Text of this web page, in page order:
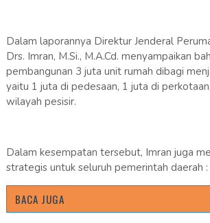
Dalam laporannya Direktur Jenderal
Drs. Imran, M.Si., M.A.Cd. menyampaikan
pembangunan 3 juta unit rumah dibagi
yaitu 1 juta di pedesaan, 1 juta di
wilayah pesisir.
Dalam kesempatan tersebut, Imran juga
strategis untuk seluruh pemerintah daerah :
BACA JUGA